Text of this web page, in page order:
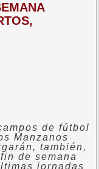
de fútbol
Manzanos
también,
de semana
jornadas